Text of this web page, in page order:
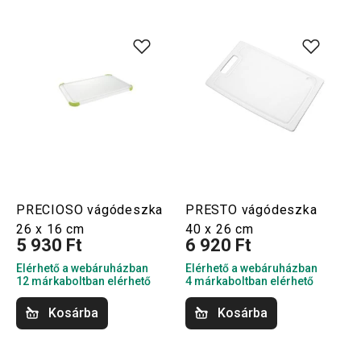
PRECIOSO vágódeszka
26 x 16 cm
5 930 Ft
Elérhető a webáruházban
12 márkaboltban elérhető
Kosárba
PRESTO vágódeszka
40 x 26 cm
6 920 Ft
Elérhető a webáruházban
4 márkaboltban elérhető
Kosárba